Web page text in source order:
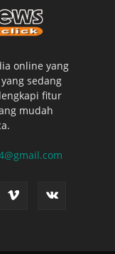
online yang
sedang
fitur
mudah